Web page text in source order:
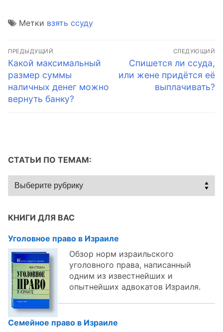
Метки взять ссуду
Навигация
по
записям
ПРЕДЫДУЩИЙ
Предыдущая
запись:
Какой максимальный
размер суммы
наличных денег можно
вернуть банку?
СЛЕДУЮЩИЙ
Следующая
запись:
Спишется ли ссуда,
или жене придётся её
выплачивать?
СТАТЬИ ПО ТЕМАМ:
Статьи
по
КНИГИ ДЛЯ ВАС
Уголовное право в Израиле
Обзор норм израильского
уголовного права, написанный
одним из известнейших и
опытнейших адвокатов Израиля.
Семейное право в Израиле